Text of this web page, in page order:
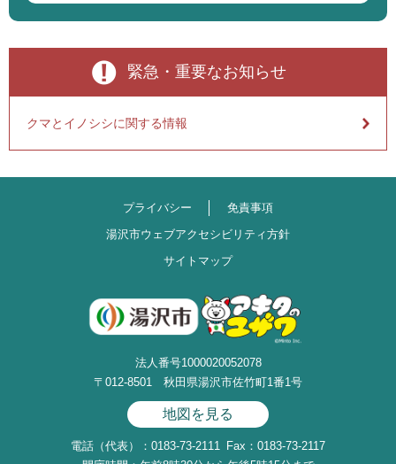
緊急・重要なお知らせ
クマとイノシシに関する情報
プライバシー
免責事項
湯沢市ウェブアクセシビリティ方針
サイトマップ
法人番号1000020052078
〒012-8501 秋田県湯沢市佐竹町1番1号
地図を見る
電話（代表）：0183-73-2111 Fax：0183-73-2117